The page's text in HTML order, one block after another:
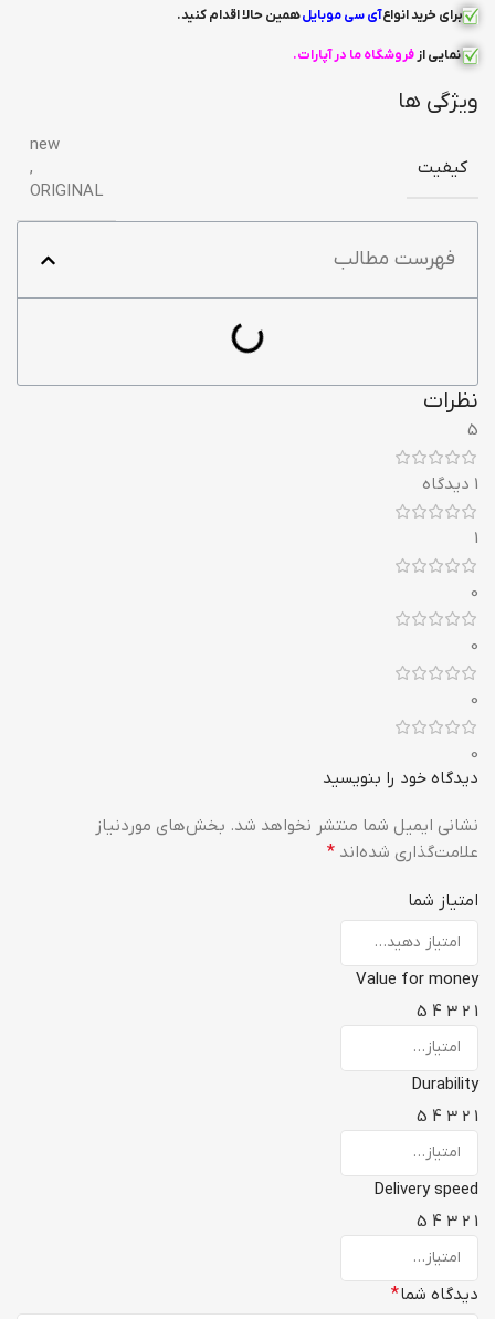
برای خرید انواعآی سیموبایلهمین حالا اقدام کنید.
نمایی از فروشگاه ما در آپارات.
ویژگی ها
کیفیت
new
,
ORIGINAL
فهرست مطالب
نظرات
5
1 دیدگاه
1
0
0
0
0
دیدگاه خود را بنویسید
نشانی ایمیل شما منتشر نخواهد شد. بخش‌های موردنیاز
علامت‌گذاری شده‌اند *
امتیاز شما
Value for money
1
2
3
4
5
Durability
1
2
3
4
5
Delivery speed
1
2
3
4
5
دیدگاه شما*